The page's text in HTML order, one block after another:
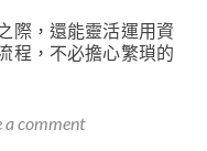
際，還能靈活運用資
程，不必擔心繁瑣的
a comment